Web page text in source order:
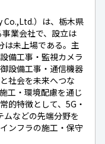
）は、栃木県
業会社で、設立は
は未上場である。主
備工事・監視カメラ
設備工事・通信機器
社会を未来へつな
工・環境配慮を通じ
的特徴として、5G・
ムなどの先端分野を
ンフラの施工・保守